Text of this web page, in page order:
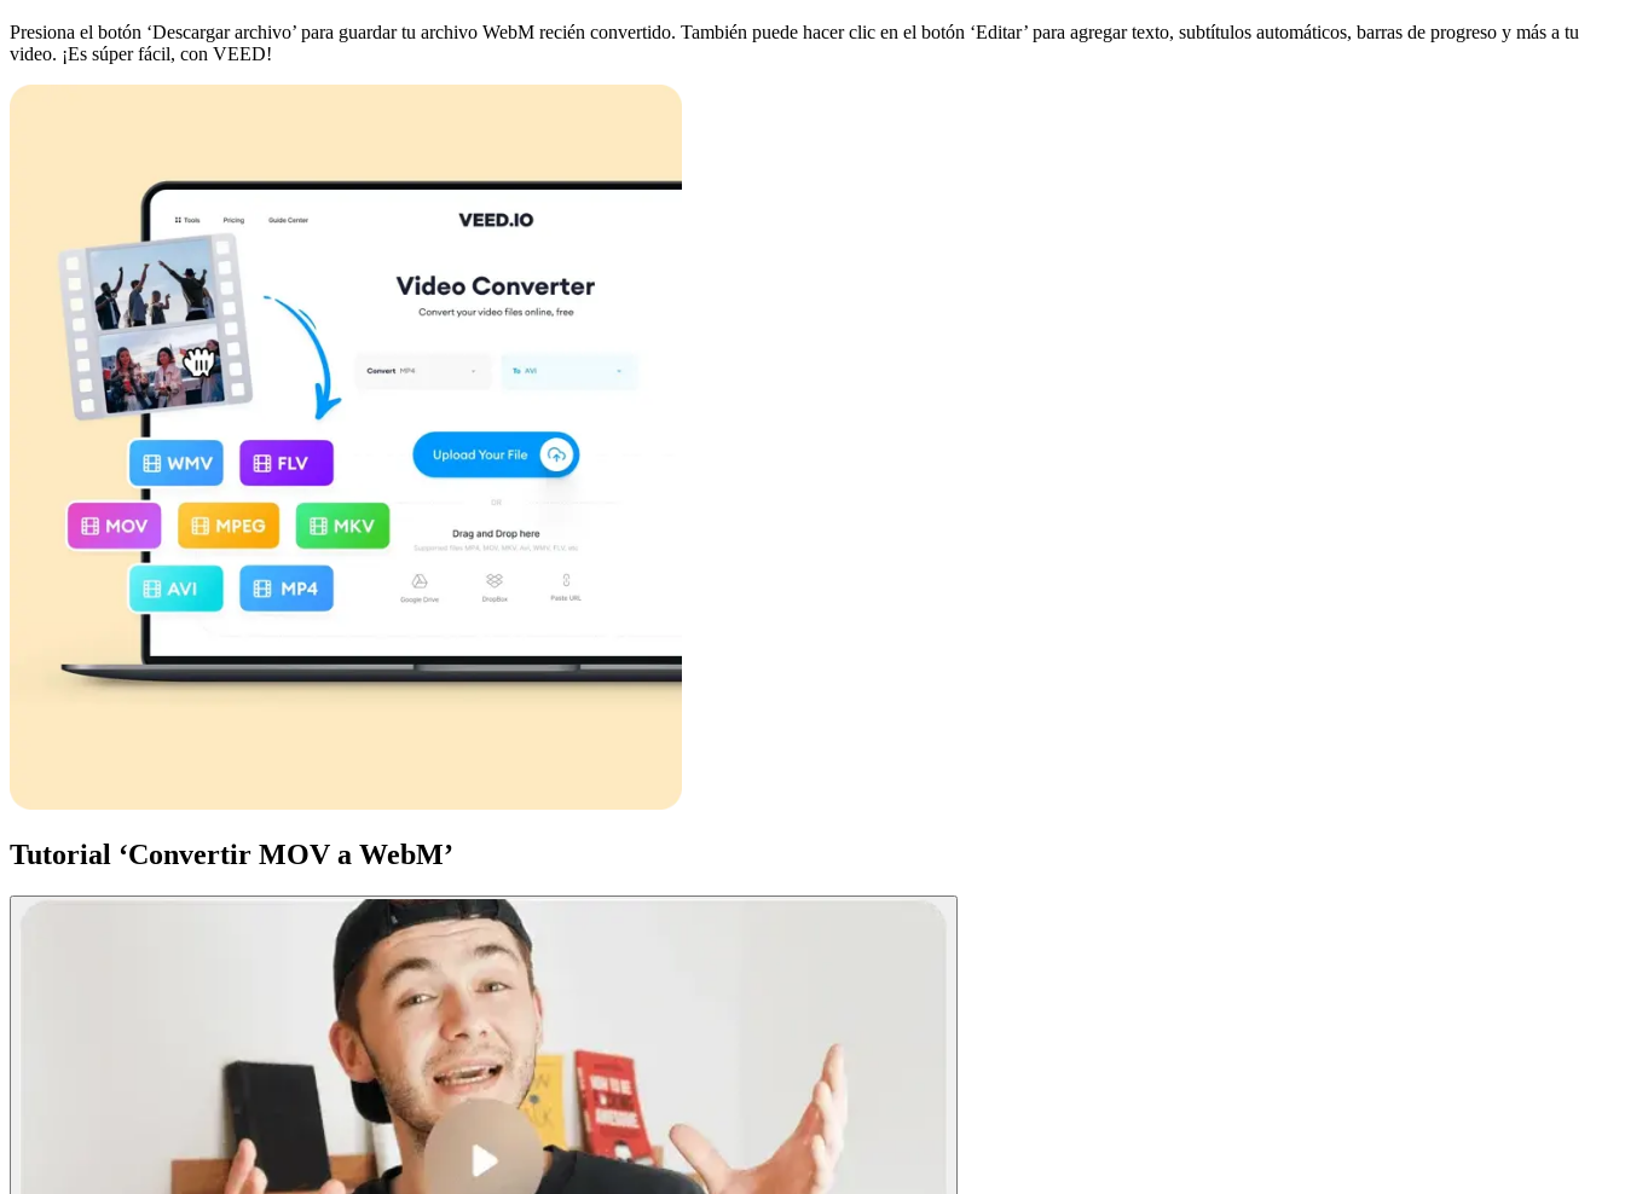
Presiona el botón ‘Descargar archivo’ para guardar tu archivo WebM recién convertido. También puede hacer clic en el botón ‘Editar’ para agregar texto, subtítulos automáticos, barras de progreso y más a tu
video. ¡Es súper fácil, con VEED!
Tutorial ‘Convertir MOV a WebM’